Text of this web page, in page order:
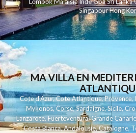
LombokMalaisieIndeGoaSri Lanka
SingapourHong
MA VILLA EN
Cote d'Azur,Cote Atlantique,Provence,
Mykonos,Corse,Sardaigne,Sicile,
Lanzarote,Fuerteventura,Grande Canarie
Costa Blanca,Andalousie,Catalogne,